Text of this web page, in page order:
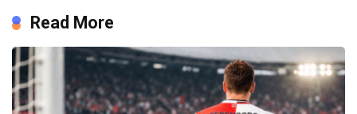
Read More